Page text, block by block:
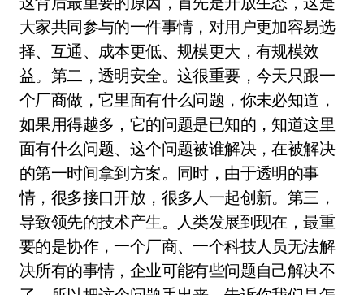
大家共同参与的一件事情，对用户更加容易选
择、互通、成本更低、规模更大，有规模效
益。第二，透明安全。这很重要，今天只跟一
个厂商做，它里面有什么问题，你未必知道，
如果用得越多，它的问题是已知的，知道这里
面有什么问题、这个问题被谁解决，在被解决
的第一时间拿到方案。同时，由于透明的事
情，很多接口开放，很多人一起创新。第三，
导致领先的技术产生。人类发展到现在，最重
要的是协作，一个厂商、一个科技人员无法解
决所有的事情，企业可能有些问题自己解决不